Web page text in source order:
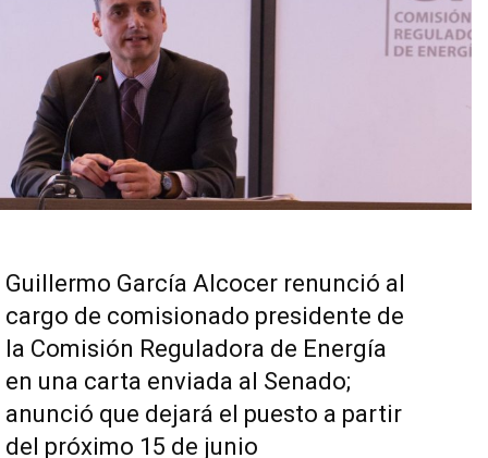
Guillermo García Alcocer renunció al
cargo de comisionado presidente de
la Comisión Reguladora de Energía
en una carta enviada al Senado;
anunció que dejará el puesto a partir
del próximo 15 de junio